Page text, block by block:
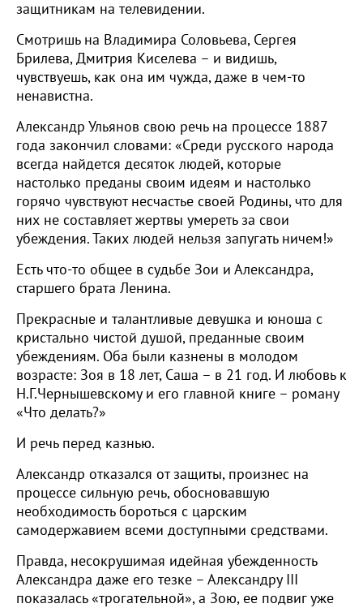
защитникам на телевидении.
Смотришь на Владимира Соловьева, Сергея
Брилева, Дмитрия Киселева – и видишь,
чувствуешь, как она им чужда, даже в чем-то
ненавистна.
Александр Ульянов свою речь на процессе 1887
года закончил словами: «Среди русского народа
всегда найдется десяток людей, которые
настолько преданы своим идеям и настолько
горячо чувствуют несчастье своей Родины, что для
них не составляет жертвы умереть за свои
убеждения. Таких людей нельзя запугать ничем!»
Есть что-то общее в судьбе Зои и Александра,
старшего брата Ленина.
Прекрасные и талантливые девушка и юноша с
кристально чистой душой, преданные своим
убеждениям. Оба были казнены в молодом
возрасте: Зоя в 18 лет, Саша – в 21 год. И любовь к
Н.Г.Чернышевскому и его главной книге – роману
«Что делать?»
И речь перед казнью.
Александр отказался от защиты, произнес на
процессе сильную речь, обосновавшую
необходимость бороться с царским
самодержавием всеми доступными средствами.
Правда, несокрушимая идейная убежденность
Александра даже его тезке – Александру III
показалась «трогательной», а Зою, ее подвиг уже